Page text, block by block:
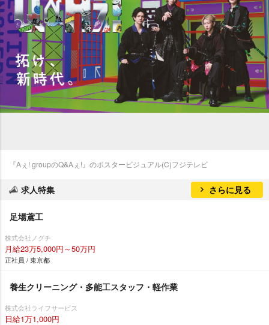
『Aぇ! groupのQ&Aぇ!』のポスタービジュアル(C)フジテレビ
求人特集 さらに見る
足場鳶工
株式会社ノグチ
月給23万5,000円～50万円
正社員 / 東京都
養生クリーニング・多能工スタッフ・軽作業
株式会社ライフサービス
日給1万1,000円